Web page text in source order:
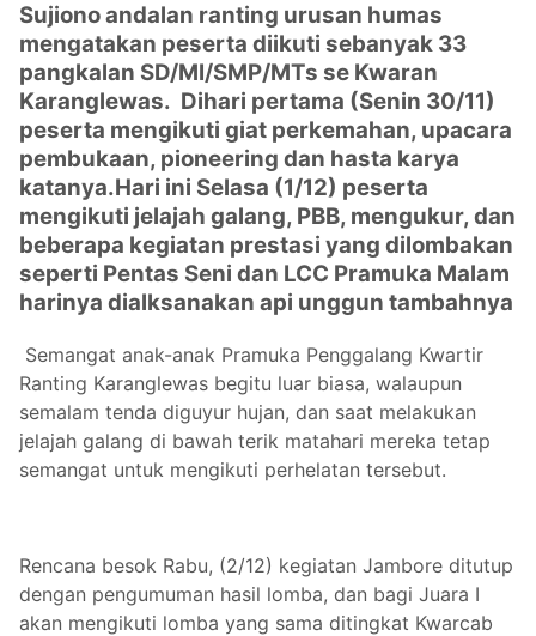
Sujiono andalan ranting urusan humas
mengatakan peserta diikuti sebanyak 33
pangkalan SD/MI/SMP/MTs se Kwaran
Karanglewas. Dihari pertama (Senin 30/11)
peserta mengikuti giat perkemahan, upacara
pembukaan, pioneering dan hasta karya
katanya.Hari ini Selasa (1/12) peserta
mengikuti jelajah galang, PBB, mengukur, dan
beberapa kegiatan prestasi yang dilombakan
seperti Pentas Seni dan LCC Pramuka Malam
harinya dialksanakan api unggun tambahnya
Semangat anak-anak Pramuka Penggalang Kwartir
Ranting Karanglewas begitu luar biasa, walaupun
semalam tenda diguyur hujan, dan saat melakukan
jelajah galang di bawah terik matahari mereka tetap
semangat untuk mengikuti perhelatan tersebut.
Rencana besok Rabu, (2/12) kegiatan Jambore ditutup
dengan pengumuman hasil lomba, dan bagi Juara I
akan mengikuti lomba yang sama ditingkat Kwarcab